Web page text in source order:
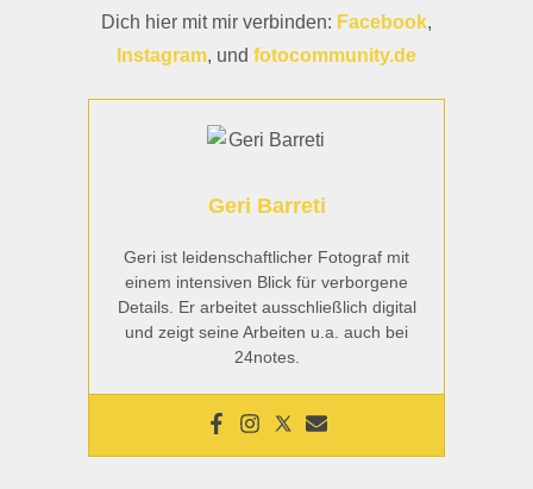
Dich hier mit mir verbinden: Facebook,
Instagram, und fotocommunity.de
Geri Barreti
Geri ist leidenschaftlicher Fotograf mit
einem intensiven Blick für verborgene
Details. Er arbeitet ausschließlich digital
und zeigt seine Arbeiten u.a. auch bei
24notes.